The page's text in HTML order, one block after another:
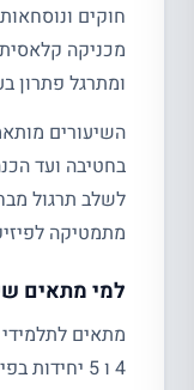
חוקים
מכניקה
ומתרגל פתרון
השיעורים
לשלב תרגול
מתמטיקה
למי מתאים
4 ו 5